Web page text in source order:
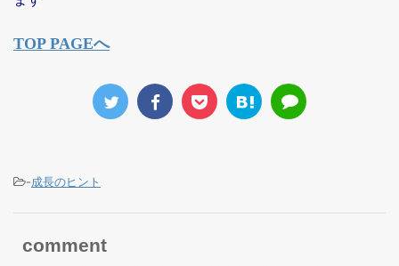
TOP PAGEへ
-成長のヒント
comment